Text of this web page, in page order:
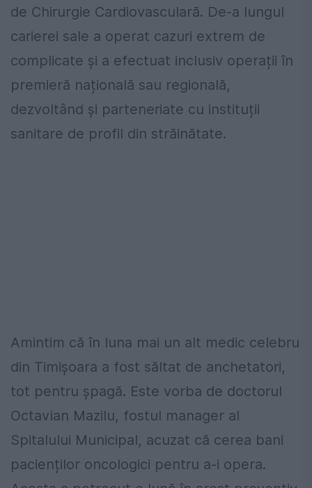
de Chirurgie Cardiovasculară. De-a lungul
carierei sale a operat cazuri extrem de
complicate și a efectuat inclusiv operații în
premieră națională sau regională,
dezvoltând și parteneriate cu instituții
sanitare de profil din străinătate.
Amintim că în luna mai un alt medic celebru
din Timișoara a fost săltat de anchetatori,
tot pentru șpagă. Este vorba de doctorul
Octavian Mazilu, fostul manager al
Spitalului Municipal, acuzat că cerea bani
pacienților oncologici pentru a-i opera.